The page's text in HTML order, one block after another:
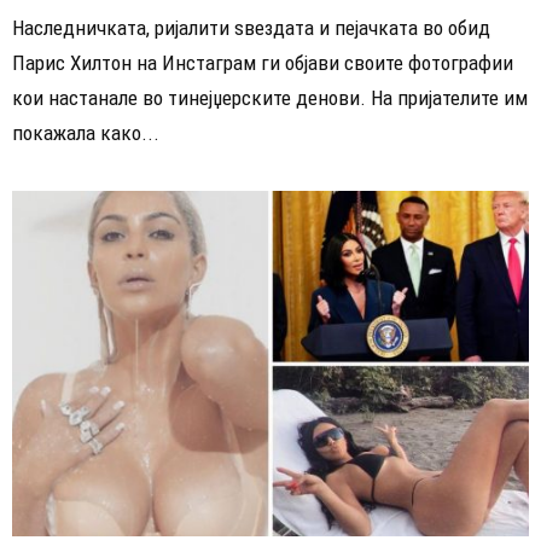
Наследничката, ријалити ѕвездата и пејачката во обид
Парис Хилтон на Инстаграм ги објави своите фотографии
кои настанале во тинејџерските денови. На пријателите им
покажала како...